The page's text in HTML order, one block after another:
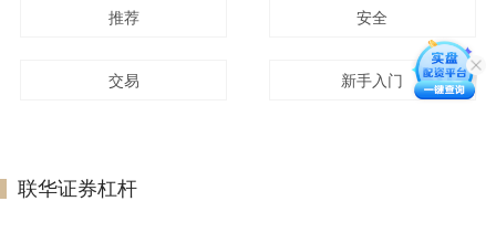
推荐 安全
交易 新手入门
联华证券杠杆